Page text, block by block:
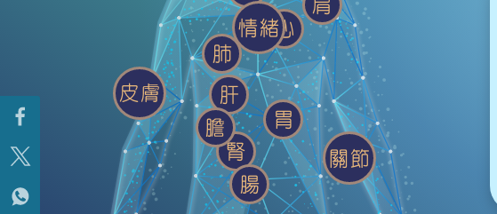
肩
心
肺
胃
肝
腎
膽
腸
關節
皮膚
情緒